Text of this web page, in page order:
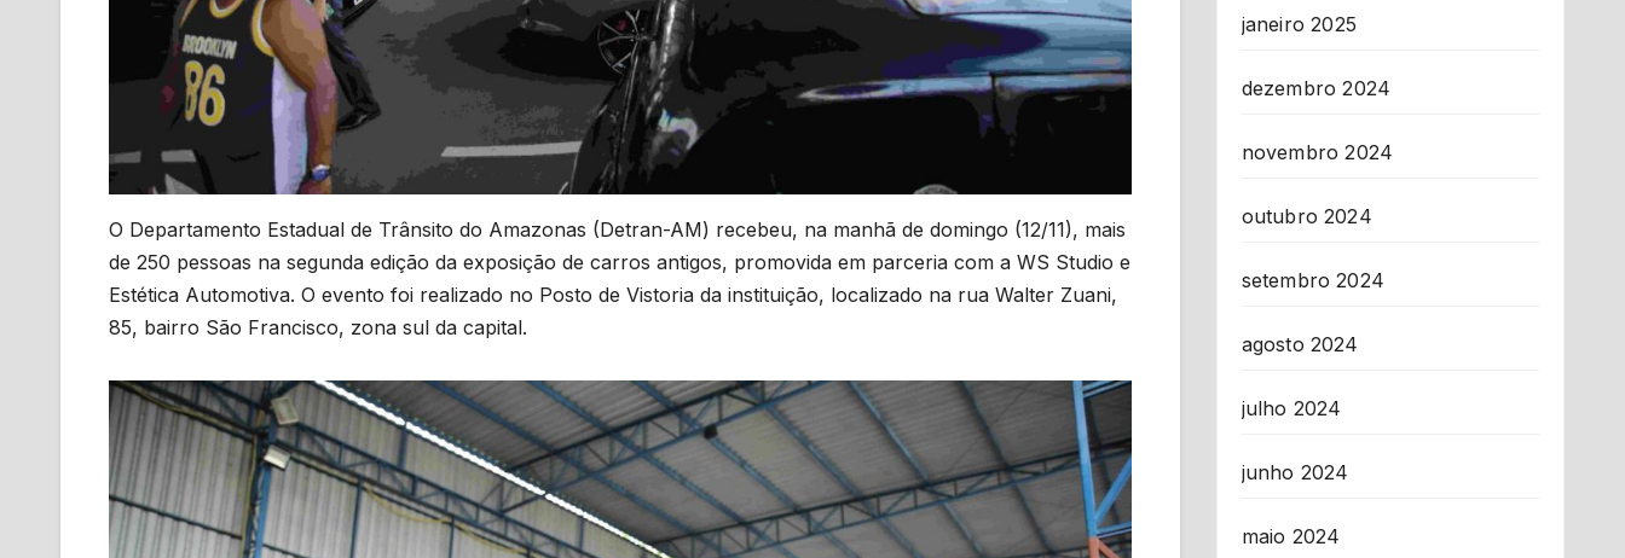
O Departamento Estadual de Trânsito do Amazonas (Detran-AM) recebeu, na manhã de domingo (12/11), mais
de 250 pessoas na segunda edição da exposição de carros antigos, promovida em parceria com a WS Studio e
Estética Automotiva. O evento foi realizado no Posto de Vistoria da instituição, localizado na rua Walter Zuani,
85, bairro São Francisco, zona sul da capital.
janeiro 2025
dezembro 2024
novembro 2024
outubro 2024
setembro 2024
agosto 2024
julho 2024
junho 2024
maio 2024